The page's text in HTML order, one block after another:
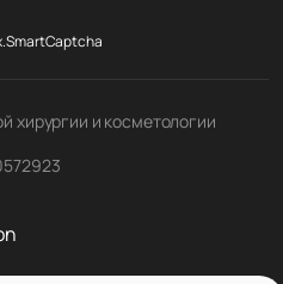
хирургии и косметологии